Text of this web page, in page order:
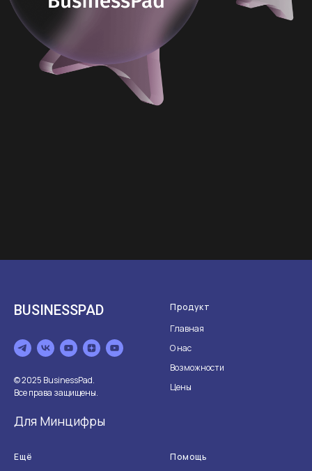
BUSINESSPAD
© 2025 BusinessPad.
Все права защищены.
Для Минцифры
Продукт
Главная
О нас
Возможности
Цены
Ещё Помощь